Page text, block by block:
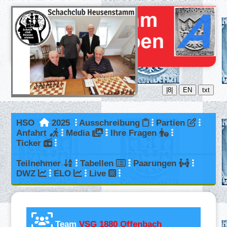
|8| EN txt
HSO 2025 Ausschreibung
Partien
Anfahrt
Media
Ihre Fragen
Ticker
Teilnehmer Tabellen
Paarungen
DWZ
ELO Live
TeamVSG 1880 Offenbach